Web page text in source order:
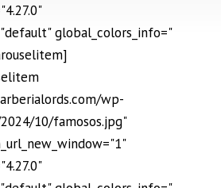
global_colors_info="
wp-
10/famosos.jpg"